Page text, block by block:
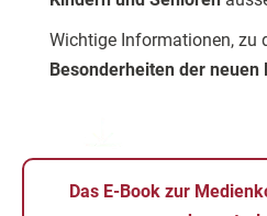
Wichtige Informationen, zu
Besonderheiten der neuen
Das E-Book zur